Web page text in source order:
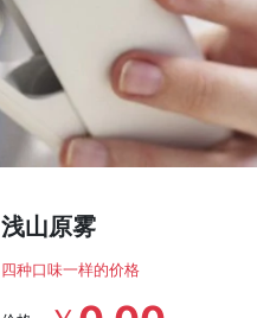
浅山原雾
四种口味一样的价格